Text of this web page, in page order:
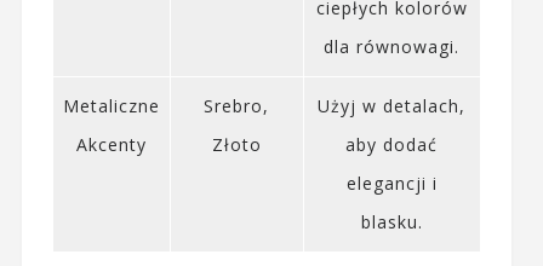
ciepłych kolorów
dla równowagi.
Metaliczne
Akcenty
Srebro,
Złoto
Użyj w detalach,
aby dodać
elegancji i
blasku.